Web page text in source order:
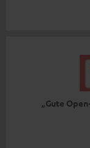
„Gute